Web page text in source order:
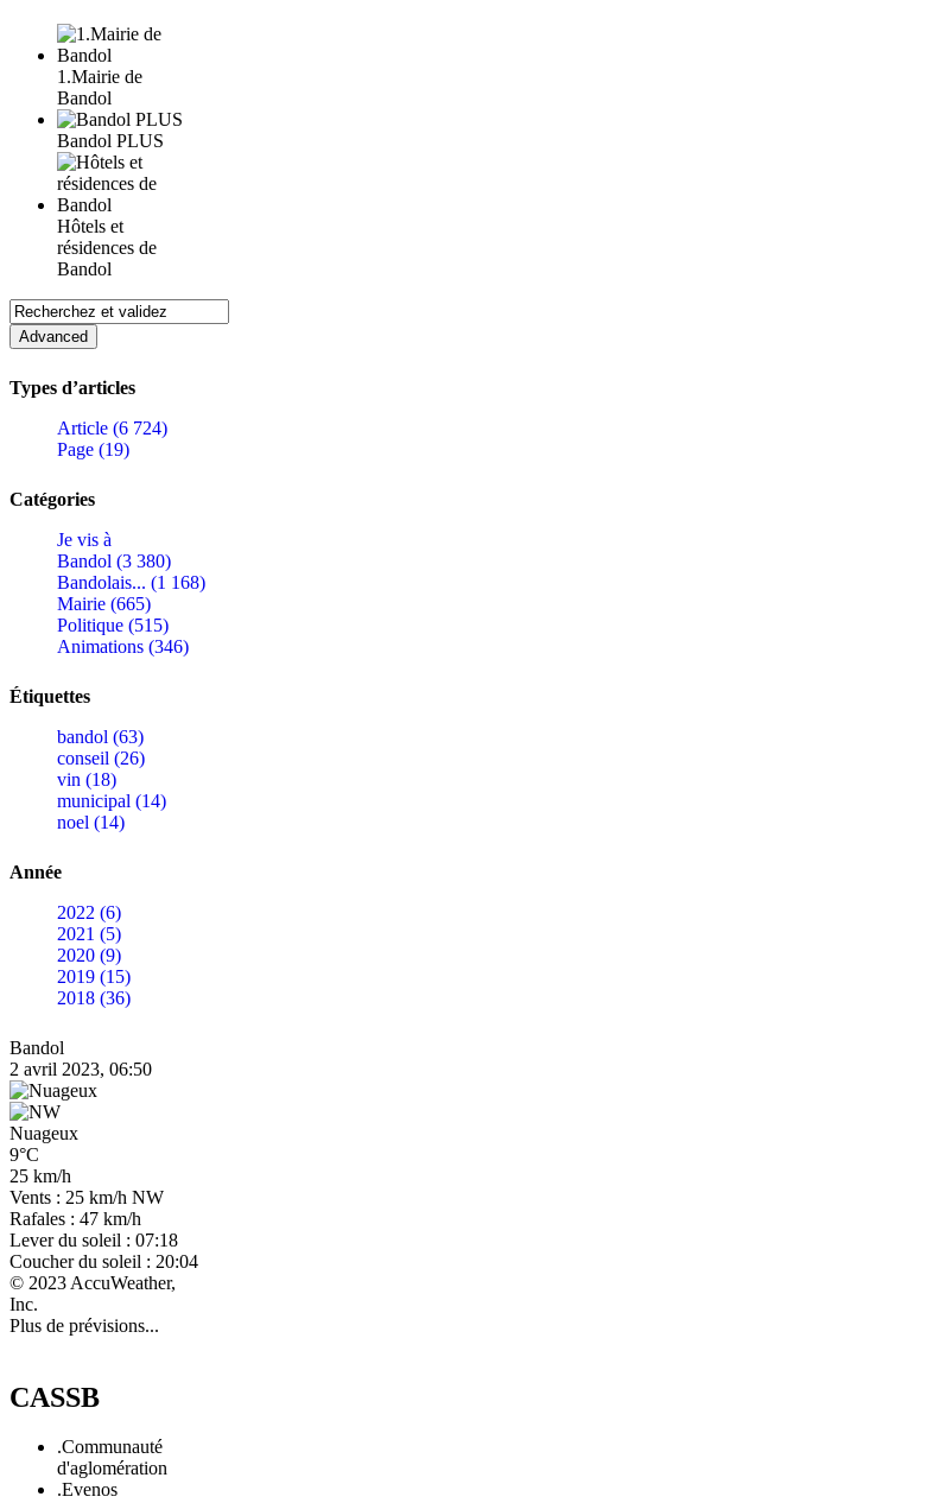
1.Mairie de
Bandol
Bandol PLUS
Hôtels et
résidences de
Bandol
Types d’articles
Article (6 724)
Page (19)
Catégories
Je vis à
Bandol (3 380)
Bandolais... (1 168)
Mairie (665)
Politique (515)
Animations (346)
Étiquettes
bandol (63)
conseil (26)
vin (18)
municipal (14)
noel (14)
Année
2022 (6)
2021 (5)
2020 (9)
2019 (15)
2018 (36)
Bandol
2 avril 2023, 06:50
Nuageux
9°C
25 km/h
Vents : 25 km/h NW
Rafales : 47 km/h
Lever du soleil : 07:18
Coucher du soleil : 20:04
© 2023 AccuWeather,
Inc.
Plus de prévisions...
CASSB
.Communauté
d'aglomération
.Evenos